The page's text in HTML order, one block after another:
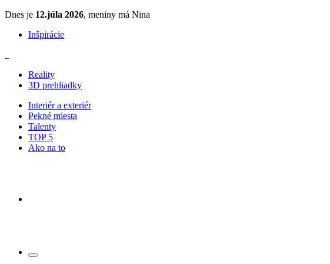
Dnes je 12.júla 2026, meniny má Nina
Inšpirácie
Reality
3D prehliadky
Interiér a exteriér
Pekné miesta
Talenty
TOP 5
Ako na to